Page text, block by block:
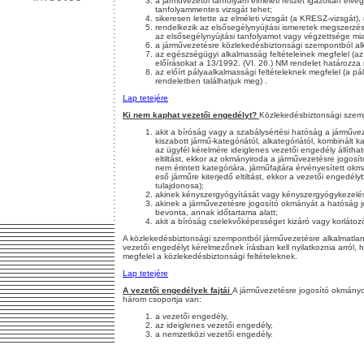
tanfolyammentes vizsgát tehet;
sikeresen letette az elméleti vizsgát (a KRESZ-
rendelkezik az elsősegélynyújtási ismeretek
az elsősegélynyújtási tanfolyamot vagy végzettsége
a járművezetésre közlekedésbiztonsági szempontból
az egészségügyi alkalmasság feltételeinek megfelel
előírásokat a 13/1992. (VI. 26.) NM rendelet határozza
az előírt pályaalkalmassági feltételeknek megfelel (a
rendeletben találhatjuk meg) .
Lap tetejére
Ki nem kaphat vezetői engedélyt? Közlekedésbiztonsági
akit a bíróság vagy a szabálysértési hatóság a
kiszabott jármű-kategóriától, alkategóriától, kombinált
az ügyfél kérelmére ideiglenes vezetői engedély
eltiltást, ekkor az okmányiroda a járművezetésre
nem érintett kategóriára, járműfajtára érvényesített
eső járműre kiterjedő eltiltást, ekkor a vezetői
tulajdonosa);
akinek kényszergyógyítását vagy
akinek a járművezetésre jogosító okmányát a hatóság
bevonta, annak időtartama alatt;
akit a bíróság cselekvőképességet kizáró vagy
A közlekedésbiztonsági szempontból járművezetésre
vezetői engedélyt kérelmezőnek írásban kell nyilatkoznia arról,
megfelel a közlekedésbiztonsági feltételeknek.
Lap tetejére
A vezetői engedélyek fajtái A járművezetésre jogosító
három csoportja van:
a vezetői engedély,
az ideiglenes vezetői engedély,
a nemzetközi vezetői engedély.